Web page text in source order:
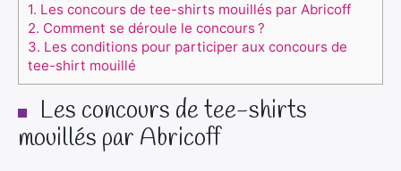
1. Les concours de tee-shirts mouillés par Abricoff
2. Comment se déroule le concours ?
3. Les conditions pour participer aux concours de
tee-shirt mouillé
Les concours de tee-shirts
mouillés par Abricoff